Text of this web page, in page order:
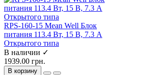
RPS-160-15 Mean Well Блок
питания 113.4 Вт, 15 В, 7.3 А
Открытого типа
В наличии ✓
1939.00 грн.
В корзину